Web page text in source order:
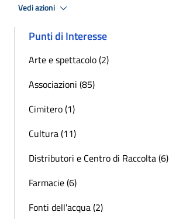
Vedi azioni
Punti di Interesse
Arte e spettacolo (2)
Associazioni (85)
Cimitero (1)
Cultura (11)
Distributori e Centro di Raccolta (6)
Farmacie (6)
Fonti dell'acqua (2)